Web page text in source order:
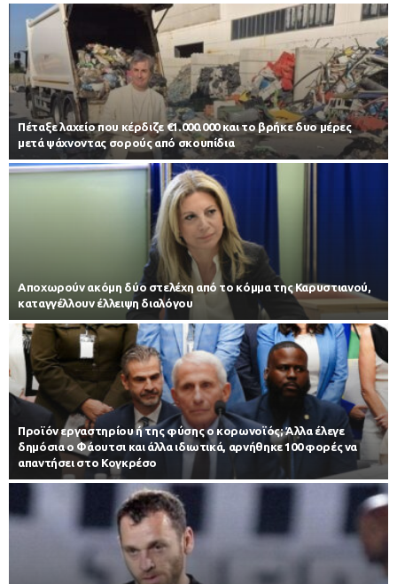
Πέταξε λαχείο που κέρδιζε €1.000.000 και το βρήκε δυο μέρες
μετά ψάχνοντας σορούς από σκουπίδια
Αποχωρούν ακόμη δύο στελέχη από το κόμμα της Καρυστιανού,
καταγγέλλουν έλλειψη διαλόγου
Προϊόν εργαστηρίου ή της φύσης ο κορωνοϊός; Άλλα έλεγε
δημόσια ο Φάουτσι και άλλα ιδιωτικά, αρνήθηκε 100 φορές να
απαντήσει στο Κογκρέσο